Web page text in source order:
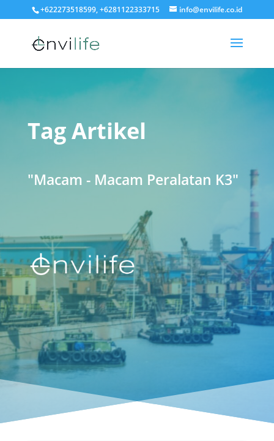
+622273518599, +6281122333715 info@envilife.co.id
Tag Artikel
"Macam - Macam Peralatan K3"